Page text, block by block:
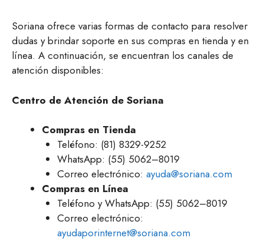
Soriana ofrece varias formas de contacto para resolver
dudas y brindar soporte en sus compras en tienda y en
línea. A continuación, se encuentran los canales de
atención disponibles:
Centro de Atención de Soriana
Compras en Tienda
Teléfono: (81) 8329-9252
WhatsApp: (55) 5062–8019
Correo electrónico: ayuda@soriana.com
Compras en Línea
Teléfono y WhatsApp: (55) 5062–8019
Correo electrónico:
ayudaporinternet@soriana.com